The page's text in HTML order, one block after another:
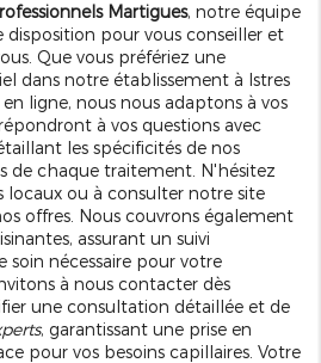
Martigues, notre équipe
disposition pour vous conseiller et
Que vous préfériez une
dans notre établissement à Istres
ligne, nous nous adaptons à vos
à vos questions avec
les spécificités de nos
de chaque traitement. N'hésitez
locaux ou à consulter notre site
offres. Nous couvrons également
assurant un suivi
soin nécessaire pour votre
à nous contacter dès
une consultation détaillée et de
, garantissant une prise en
pour vos besoins capillaires. Votre